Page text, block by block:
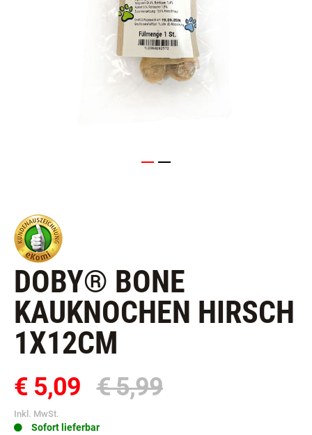
DOBY® BONE
KAUKNOCHEN HIRSCH
1X12CM
€ 5,09 € 5,99
Inkl. MwSt.
Sofort lieferbar